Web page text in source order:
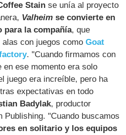
Stain se unía al proyecto
Valheim se convierte en
la compañía, que
alas con juegos comoGoat
. "Cuando firmamos con
en ese momento era solo
juego era increíble, pero ha
expectativas en todo
Badylak, productor
Publishing. "Cuando buscamos
en solitario y los equipos